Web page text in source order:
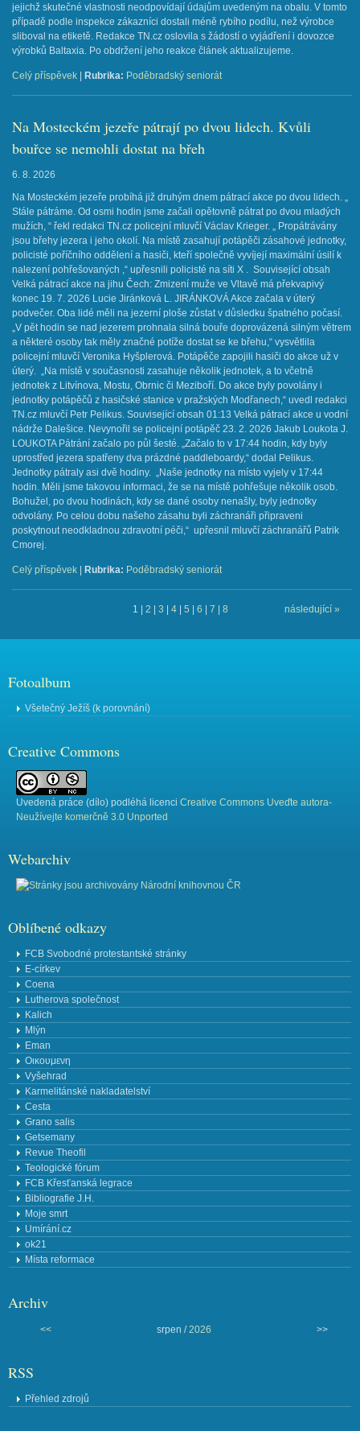
jejichž skutečné vlastnosti neodpovídají údajům uvedeným na obalu. V tomto
případě podle inspekce zákazníci dostali méně rybího podílu, než výrobce
sliboval na etiketě. Redakce TN.cz oslovila s žádostí o vyjádření i dovozce
výrobků Baltaxia. Po obdržení jeho reakce článek aktualizujeme.
Celý příspěvek Rubrika: Poděbradský seniorát
Na Mosteckém jezeře pátrají po dvou lidech. Kvůli
bouřce se nemohli dostat na břeh
6. 8. 2026
Na Mosteckém jezeře probíhá již druhým dnem pátrací akce po dvou lidech. „
Stále pátráme. Od osmi hodin jsme začali opětovně pátrat po dvou mladých
mužích, “ řekl redakci TN.cz policejní mluvčí Václav Krieger. „ Propátrávány
jsou břehy jezera i jeho okolí. Na místě zasahují potápěči zásahové jednotky,
policisté poříčního oddělení a hasiči, kteří společně vyvíjejí maximální úsilí k
nalezení pohřešovaných ,“ upřesnili policisté na síti X . Související obsah
Velká pátrací akce na jihu Čech: Zmizení muže ve Vltavě má překvapivý
konec 19. 7. 2026 Lucie Jiránková L. JIRÁNKOVÁ Akce začala v úterý
podvečer. Oba lidé měli na jezerní ploše zůstat v důsledku špatného počasí.
„V pět hodin se nad jezerem prohnala silná bouře doprovázená silným větrem
a některé osoby tak měly značné potíže dostat se ke břehu,“ vysvětlila
policejní mluvčí Veronika Hyšplerová. Potápěče zapojili hasiči do akce už v
úterý. „Na místě v současnosti zasahuje několik jednotek, a to včetně
jednotek z Litvínova, Mostu, Obrnic či Meziboří. Do akce byly povolány i
jednotky potápěčů z hasičské stanice v pražských Modřanech,“ uvedl redakci
TN.cz mluvčí Petr Pelikus. Související obsah 01:13 Velká pátrací akce u vodní
nádrže Dalešice. Nevynořil se policejní potápěč 23. 2. 2026 Jakub Loukota J.
LOUKOTA ​Pátrání začalo po půl šesté. „Začalo to v 17:44 hodin, kdy byly
uprostřed jezera spatřeny dva prázdné paddleboardy,“ dodal Pelikus.
Jednotky pátraly asi dvě hodiny. „Naše jednotky na místo vyjely v 17:44
hodin. Měli jsme takovou informaci, že se na místě pohřešuje několik osob.
Bohužel, po dvou hodinách, kdy se dané osoby nenašly, byly jednotky
odvolány. Po celou dobu našeho zásahu byli záchranáři připraveni
poskytnout neodkladnou zdravotní péči,“ upřesnil mluvčí záchranářů Patrik
Cmorej.
Celý příspěvek Rubrika: Poděbradský seniorát
1 2 3 4 5 6 7 8 následující »
Fotoalbum
Všetečný Ježíš (k porovnání)
Creative Commons
Uvedená práce (dílo) podléhá licenci Creative Commons Uveďte autora-
Neužívejte komerčně 3.0 Unported
Webarchiv
Oblíbené odkazy
FCB Svobodné protestantské stránky
E-církev
Coena
Lutherova společnost
Kalich
Mlýn
Eman
Οικουμενη
Vyšehrad
Karmelitánské nakladatelství
Cesta
Grano salis
Getsemany
Revue Theofil
Teologické fórum
FCB Křesťanská legrace
Bibliografie J.H.
Moje smrt
Umírání.cz
ok21
Místa reformace
Archiv
<< srpen /2026 >>
RSS
Přehled zdrojů